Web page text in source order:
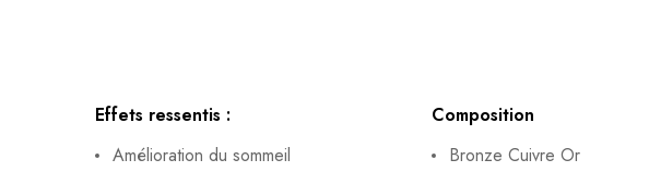
Effets ressentis :
Amélioration du sommeil
Composition
Bronze Cuivre Or